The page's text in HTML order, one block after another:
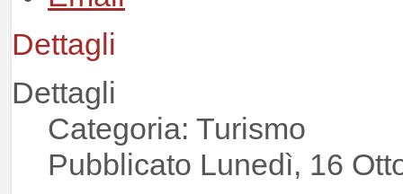
Dettagli
Dettagli
Categoria: Turismo
Pubblicato Lunedì, 16